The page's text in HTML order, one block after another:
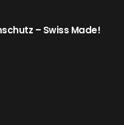
– Swiss Made!